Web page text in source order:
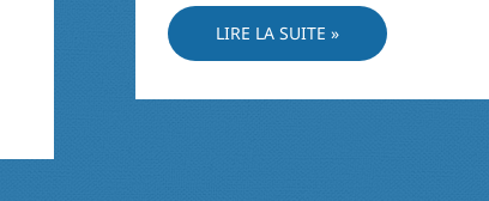
VIENS
ESPRIT-
LIRE LA SUITE »